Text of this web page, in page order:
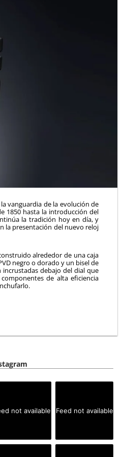
vanguardia de la evolución de
1850 hasta la introducción del
la tradición hoy en día, y
la presentación del nuevo reloj
alrededor de una caja
negro o dorado y un bisel de
incrustadas debajo del dial que
de alta eficiencia
not available Feed not available